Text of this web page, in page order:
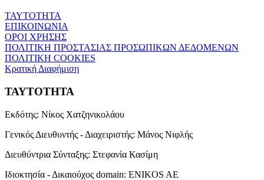
ΤΑΥΤΟΤΗΤΑ
ΕΠΙΚΟΙΝΩΝΙΑ
ΟΡΟΙ ΧΡΗΣΗΣ
ΠΟΛΙΤΙΚΗ ΠΡΟΣΤΑΣΙΑΣ ΠΡΟΣΩΠΙΚΩΝ ΔΕΔΟΜΕΝΩΝ
ΠΟΛΙΤΙΚΗ COOKIES
Κρατική Διαφήμιση
ΤΑΥΤΟΤΗΤΑ
Εκδότης: Νίκος Χατζηνικολάου
Γενικός Διευθυντής - Διαχειριστής: Μάνος Νιφλής
Διευθύντρια Σύνταξης: Στεφανία Κασίμη
Ιδιοκτησία - Δικαιούχος domain: ENIKOS AE